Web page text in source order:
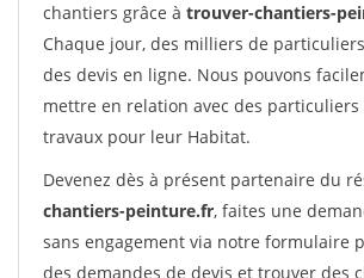
chantiers grâce à trouver-chantiers-
Chaque jour, des milliers de
des devis en ligne. Nous pouvons
mettre en relation avec des
travaux pour leur Habitat.
Devenez dès à présent partenaire du
chantiers-peinture.fr, faites une
sans engagement via notre formulaire
des demandes de devis et trouver des